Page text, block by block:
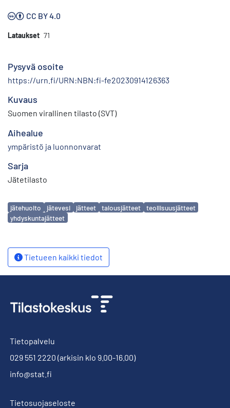
CC BY 4.0
Lataukset 71
Pysyvä osoite
https://urn.fi/URN:NBN:fi-fe20230914126363
Kuvaus
Suomen virallinen tilasto (SVT)
Aihealue
ympäristö ja luonnonvarat
Sarja
Jätetilasto
Avainsanat
jätehuolto jätevesi jätteet talousjätteet
teollisuusjätteet
yhdyskuntajätteet
Tietueen kaikki tiedot
Tietopalvelu
029 551 2220 (arkisin klo 9.00-16.00)
info@stat.fi
Tietosuojaseloste